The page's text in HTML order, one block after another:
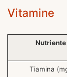
Vitamine
Nutriente
Tiamina